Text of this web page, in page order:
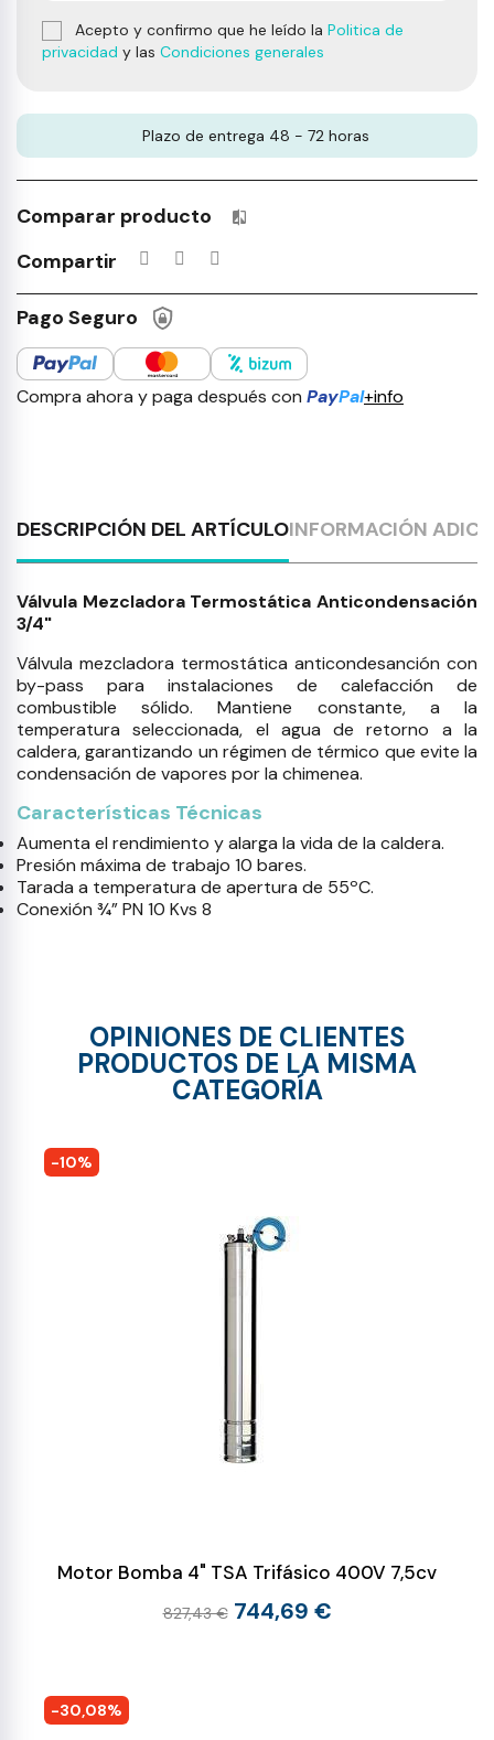
Acepto y confirmo que he leído la Politica de
privacidad y las Condiciones generales
Plazo de entrega 48 - 72 horas
Comparar producto Productos incluidos en tu lista
Compartir
Pago Seguro
Compra ahora y paga después con PayPal+info
DESCRIPCIÓN DEL ARTÍCULOINFORMACIÓN
Válvula Mezcladora Termostática Anticondensación
3/4"
Válvula mezcladora termostática anticondesanción con
by-pass para instalaciones de calefacción de
combustible sólido. Mantiene constante, a la
temperatura seleccionada, el agua de retorno a la
caldera, garantizando un régimen de térmico que evite la
condensación de vapores por la chimenea.
Características Técnicas
Aumenta el rendimiento y alarga la vida de la caldera.
Presión máxima de trabajo 10 bares.
Tarada a temperatura de apertura de 55ºC.
Conexión ¾” PN 10 Kvs 8
OPINIONES DE CLIENTES
PRODUCTOS DE LA MISMA
CATEGORÍA
-10%
Motor Bomba 4" TSA Trifásico 400V 7,5cv
827,43 € 744,69 €
-30,08%